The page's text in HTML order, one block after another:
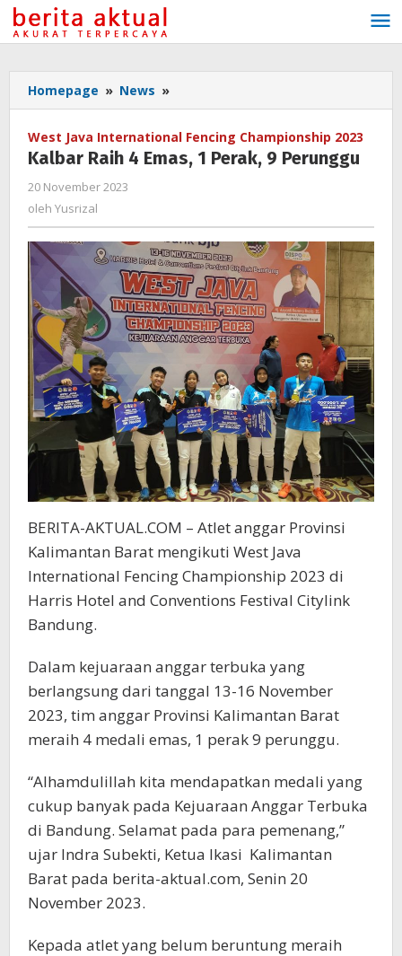
Lewati
ke
konten
Homepage » News »
Raih
Emas,
1
Perunggu
West Java International Fencing Championship 2023
Kalbar Raih 4 Emas, 1 Perak, 9 Perunggu
20 November 2023
oleh Yusrizal
BERITA-AKTUAL.COM – Atlet anggar Provinsi
Kalimantan Barat mengikuti West Java
International Fencing Championship 2023 di
Harris Hotel and Conventions Festival Citylink
Bandung.
Dalam kejuaraan anggar terbuka yang
berlangsung dari tanggal 13-16 November
2023, tim anggar Provinsi Kalimantan Barat
meraih 4 medali emas, 1 perak 9 perunggu.
“Alhamdulillah kita mendapatkan medali yang
cukup banyak pada Kejuaraan Anggar Terbuka
di Bandung. Selamat pada para pemenang,”
ujar Indra Subekti, Ketua Ikasi Kalimantan
Barat pada berita-aktual.com, Senin 20
November 2023.
Kepada atlet yang belum beruntung meraih